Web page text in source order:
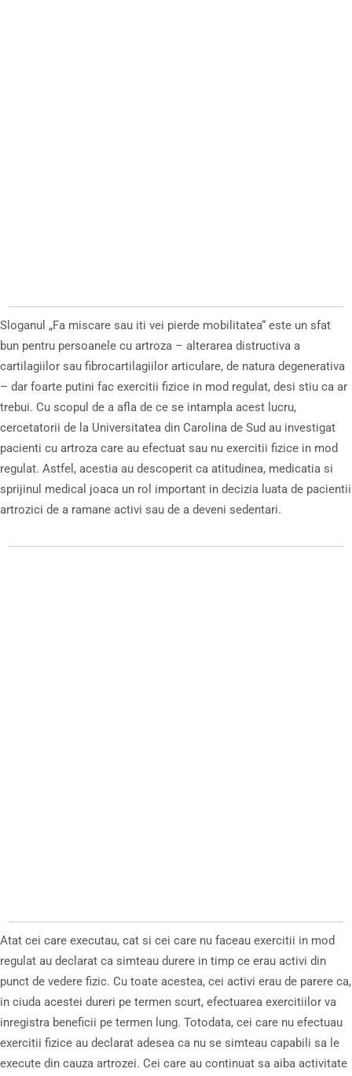
Sloganul „Fa miscare sau iti vei pierde mobilitatea“ este un sfat
bun pentru persoanele cu artroza – alterarea distructiva a
cartilagiilor sau fibrocartilagiilor articulare, de natura degenerativa
– dar foarte putini fac exercitii fizice in mod regulat, desi stiu ca ar
trebui. Cu scopul de a afla de ce se intampla acest lucru,
cercetatorii de la Universitatea din Carolina de Sud au investigat
pacienti cu artroza care au efectuat sau nu exercitii fizice in mod
regulat. Astfel, acestia au descoperit ca atitudinea, medicatia si
sprijinul medical joaca un rol important in decizia luata de pacientii
artrozici de a ramane activi sau de a deveni sedentari.
Atat cei care executau, cat si cei care nu faceau exercitii in mod
regulat au declarat ca simteau durere in timp ce erau activi din
punct de vedere fizic. Cu toate acestea, cei activi erau de parere ca,
in ciuda acestei dureri pe termen scurt, efectuarea exercitiilor va
inregistra beneficii pe termen lung. Totodata, cei care nu efectuau
exercitii fizice au declarat adesea ca nu se simteau capabili sa le
execute din cauza artrozei. Cei care au continuat sa aiba activitate